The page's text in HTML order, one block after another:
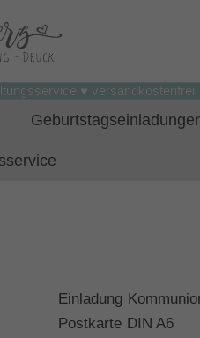
♥ versandkostenfrei
Einladung
Postkarte DIN A6